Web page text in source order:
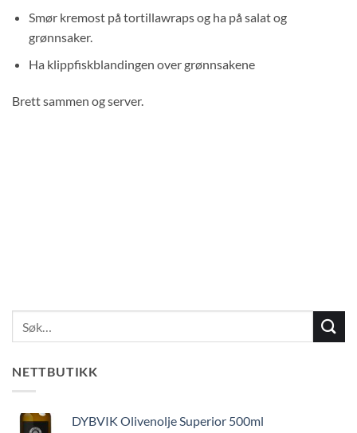
Smør kremost på tortillawraps og ha på salat og
grønnsaker.
Ha klippfiskblandingen over grønnsakene
Brett sammen og server.
NETTBUTIKK
DYBVIK Olivenolje Superior 500ml